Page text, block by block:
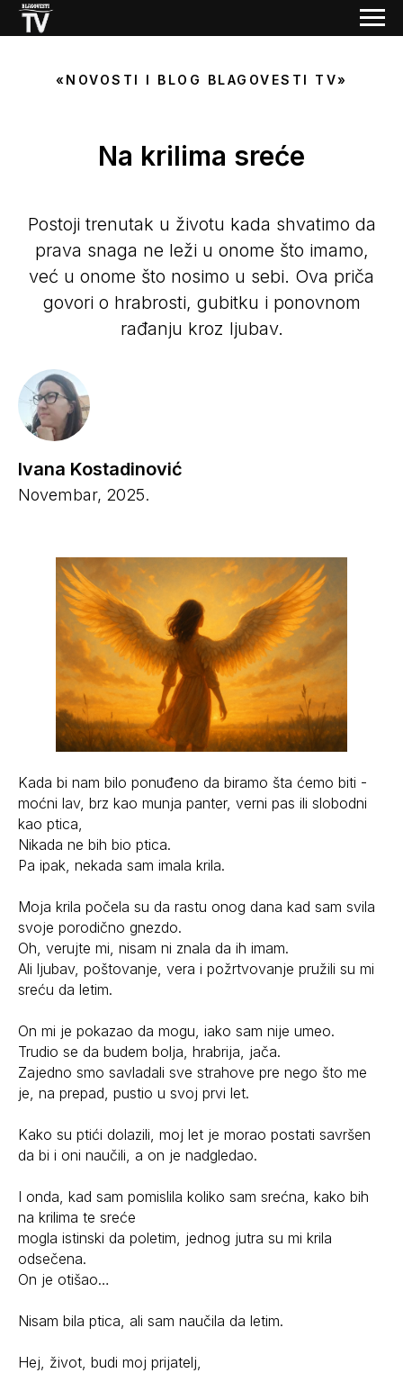
«NOVOSTI I BLOG BLAGOVESTI TV»
Na krilima sreće
Postoji trenutak u životu kada shvatimo da
prava snaga ne leži u onome što imamo,
već u onome što nosimo u sebi. Ova priča
govori o hrabrosti, gubitku i ponovnom
rađanju kroz ljubav.
Ivana Kostadinović
Novembar, 2025.
Kada bi nam bilo ponuđeno da biramo šta ćemo biti -
moćni lav, brz kao munja panter, verni pas ili slobodni
kao ptica,
Nikada ne bih bio ptica.
Pa ipak, nekada sam imala krila.
Moja krila počela su da rastu onog dana kad sam svila
svoje porodično gnezdo.
Oh, verujte mi, nisam ni znala da ih imam.
Ali ljubav, poštovanje, vera i požrtvovanje pružili su mi
sreću da letim.
On mi je pokazao da mogu, iako sam nije umeo.
Trudio se da budem bolja, hrabrija, jača.
Zajedno smo savladali sve strahove pre nego što me
je, na prepad, pustio u svoj prvi let.
Kako su ptići dolazili, moj let je morao postati savršen
da bi i oni naučili, a on je nadgledao.
I onda, kad sam pomislila koliko sam srećna, kako bih
na krilima te sreće
mogla istinski da poletim, jednog jutra su mi krila
odsečena.
On je otišao…
Nisam bila ptica, ali sam naučila da letim.
Hej, život, budi moj prijatelj,